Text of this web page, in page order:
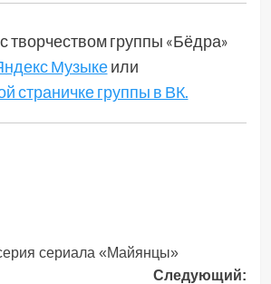
творчеством группы «Бёдра»
Музыкеили
страничке группы в ВК.
сериала «Майянцы»
Следующий: